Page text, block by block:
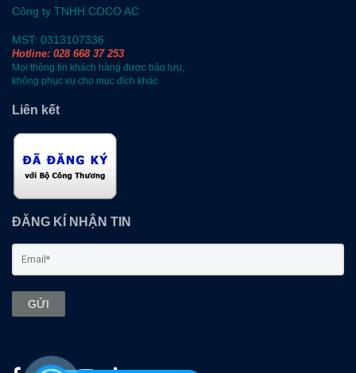
Công ty TNHH COCO AC
MST: 0313107336
Hotline: 028 668 37 253
Mọi thông tin khách hàng được bảo lưu,
không phục vụ cho mục đích khác
Liên kết
ĐĂNG KÍ NHẬN TIN
GỬI